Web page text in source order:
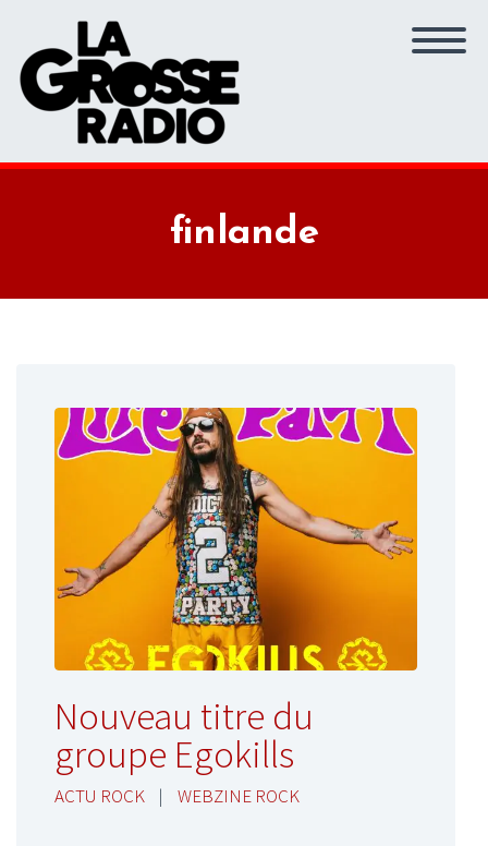
finlande
Nouveau titre du
groupe Egokills
ACTU ROCK | WEBZINE ROCK